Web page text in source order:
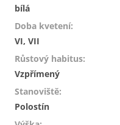
bílá
Doba kvetení:
VI, VII
Růstový habitus:
Vzpřímený
Stanoviště:
Polostín